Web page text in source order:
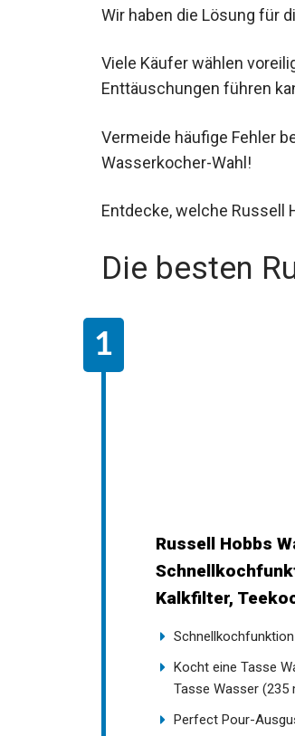
Wir haben die Lösung für
Viele Käufer wählen
Enttäuschungen führen
Vermeide häufige Fehler
Wasserkocher-Wahl!
Entdecke, welche Russell
Die besten
Russell Hobbs
Kalkfilter,
Kocht eine Tasse
Tasse Wasser (235
Perfect Pour-